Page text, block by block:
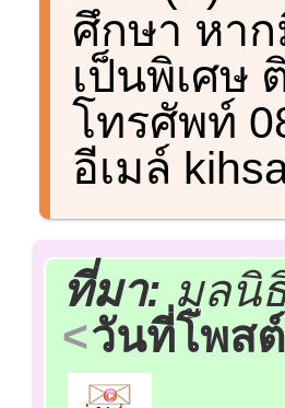
ศึกษา หา
เป็นพิเศษ
โทรศัพท์
อีเมล์
ที่มา:มูลนิ
วันที่โพสต์